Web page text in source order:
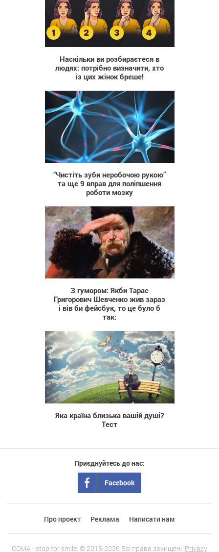
2 003
Наскільки ви розбираєтеся в
людях: потрібно визначити, хто
із цих жінок бреше!
30 274
“Чистіть зуби неробочою рукою”
та ще 9 вправ для поліпшення
роботи мозку
7 856
З гумором: Якби Тарас
Григорович Шевченко жив зараз
і вів би фейсбук, то це було б
так:
6 902
Яка країна близька вашій душі?
Тест
Приєднуйтесь до нас:
Facebook
Про проект Реклама Написати нам
COMA - stop for smile. © 2015-2026 Всі права захищені. Privacy